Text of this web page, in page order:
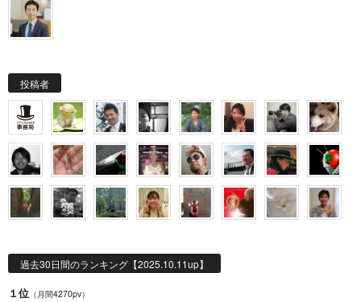
投稿者
過去30日間のランキング【2025.10.11up】
１位 （月間4270pv）